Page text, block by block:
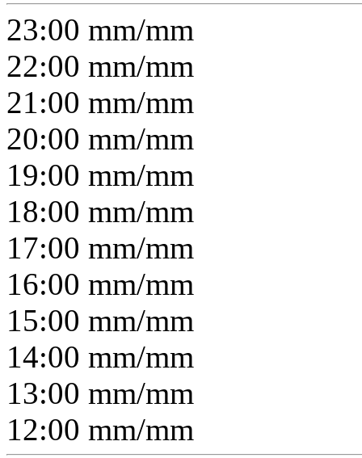
23:00 mm/mm
22:00 mm/mm
21:00 mm/mm
20:00 mm/mm
19:00 mm/mm
18:00 mm/mm
17:00 mm/mm
16:00 mm/mm
15:00 mm/mm
14:00 mm/mm
13:00 mm/mm
12:00 mm/mm